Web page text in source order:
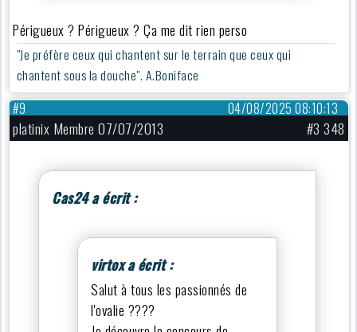
Périgueux ? Périgueux ? Ça me dit rien perso
"Je préfère ceux qui chantent sur le terrain que ceux qui
chantent sous la douche". A.Boniface
04/08/2025 08:10:13
#9
platinix Membre 07/07/2013 #3 348
Cas24 a écrit :
virtox a écrit :
Salut à tous les passionnés de
l'ovalie ????